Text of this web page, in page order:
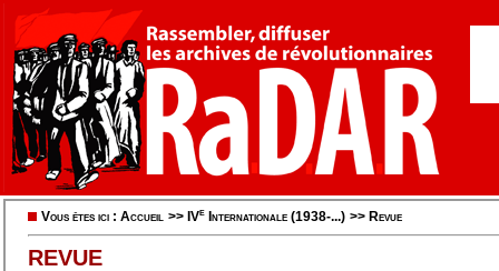
Vous êtes ici : Accueil >> IVe Internationale (1938-...) >> Revue
REVUE